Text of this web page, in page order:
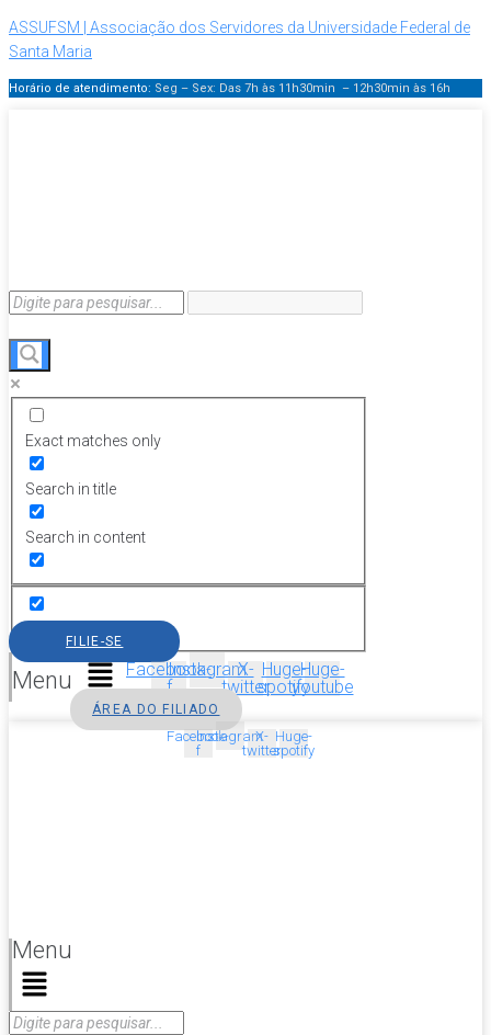
ASSUFSM | Associação dos Servidores da Universidade Federal de
Santa Maria
Horário de atendimento: Seg – Sex: Das 7h às 11h30min – 12h30min às 16h
Exact matches only
Search in title
Search in content
Menu
FILIE-SE
Facebook-
f
InstagramX-
twitter
Huge-
spotify
Huge-
youtube
ÁREA DO FILIADO
Facebook-
f
InstagramX-
twitter
Huge-
spotify
Menu